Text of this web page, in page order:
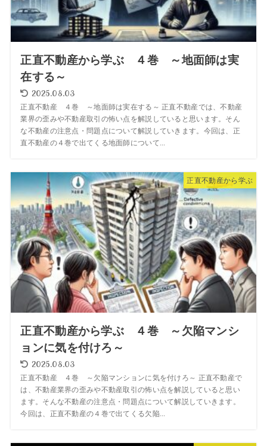
正直不動産から学ぶ ４巻 ～地面師は実
在する～
2025.08.03
正直不動産 ４巻 ～地面師は実在する～ 正直不動産では、不動産
業界の歪みや不動産取引の怖い点を解説していると思います。そん
な不動産の注意点・問題点について解説していきます。今回は、正
直不動産の４巻で出てくる地面師について...
正直不動産から学ぶ
正直不動産から学ぶ ４巻 ～欠陥マンシ
ョンに気を付けろ～
2025.08.03
正直不動産 ４巻 ～欠陥マンションに気を付けろ～ 正直不動産で
は、不動産業界の歪みや不動産取引の怖い点を解説していると思い
ます。そんな不動産の注意点・問題点について解説していきます。
今回は、正直不動産の４巻で出てくる欠陥...